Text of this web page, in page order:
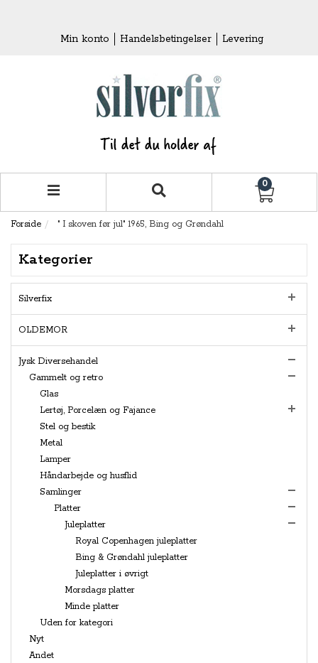
Min konto Handelsbetingelser Levering
0
Forside " I skoven før jul" 1965, Bing og Grøndahl
Kategorier
Silverfix
OLDEMOR
Jysk Diversehandel
Gammelt og retro
Glas
Lertøj, Porcelæn og Fajance
Stel og bestik
Metal
Lamper
Håndarbejde og husflid
Samlinger
Platter
Juleplatter
Royal Copenhagen juleplatter
Bing & Grøndahl juleplatter
Juleplatter i øvrigt
Morsdags platter
Minde platter
Uden for kategori
Nyt
Andet